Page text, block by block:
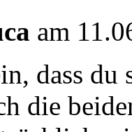
am
dass
die